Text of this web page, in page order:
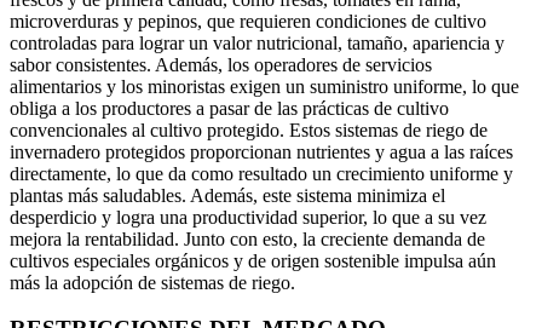
microverduras y pepinos, que requieren condiciones de cultivo
controladas para lograr un valor nutricional, tamaño, apariencia y
sabor consistentes. Además, los operadores de servicios
alimentarios y los minoristas exigen un suministro uniforme, lo que
obliga a los productores a pasar de las prácticas de cultivo
convencionales al cultivo protegido. Estos sistemas de riego de
invernadero protegidos proporcionan nutrientes y agua a las raíces
directamente, lo que da como resultado un crecimiento uniforme y
plantas más saludables. Además, este sistema minimiza el
desperdicio y logra una productividad superior, lo que a su vez
mejora la rentabilidad. Junto con esto, la creciente demanda de
cultivos especiales orgánicos y de origen sostenible impulsa aún
más la adopción de sistemas de riego.